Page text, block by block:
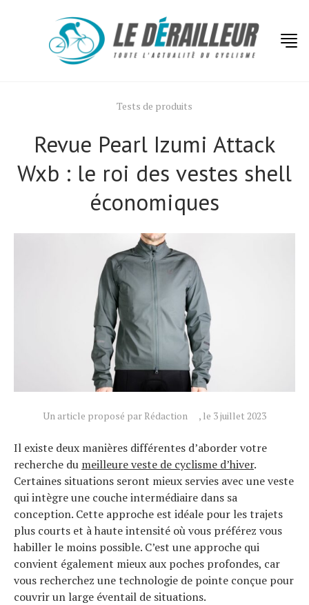
Tests de produits
Revue Pearl Izumi Attack
Wxb : le roi des vestes shell
économiques
Un article proposé par Rédaction , le 3 juillet 2023
Il existe deux manières différentes d’aborder votre
recherche du meilleure veste de cyclisme d’hiver.
Certaines situations seront mieux servies avec une veste
qui intègre une couche intermédiaire dans sa
conception. Cette approche est idéale pour les trajets
plus courts et à haute intensité où vous préférez vous
habiller le moins possible. C’est une approche qui
convient également mieux aux poches profondes, car
vous recherchez une technologie de pointe conçue pour
couvrir un large éventail de situations.